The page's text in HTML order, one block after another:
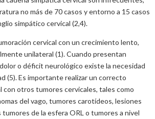
no más de 70 casos y entorno a 15 casos
simpático cervical (2,4).
cervical con un crecimiento lento,
unilateral (1). Cuando presentan
o déficit neurológico existe la necesidad
(5). Es importante realizar un correcto
con otros tumores cervicales, tales como
del vago, tumores carotídeos, lesiones
de la esfera ORL o tumores a nivel